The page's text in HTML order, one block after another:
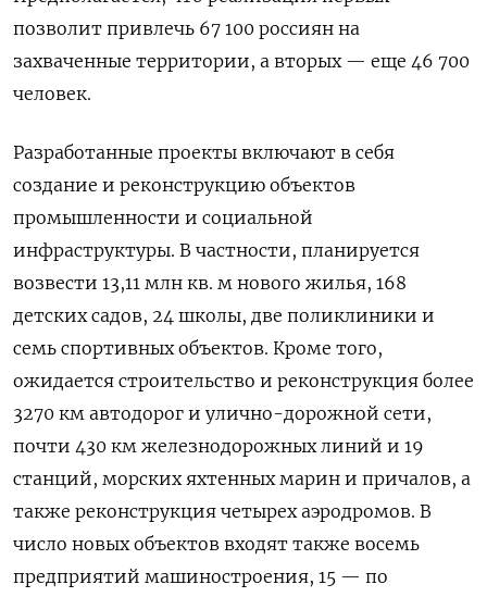
позволит привлечь 67 100 россиян на
захваченные территории, а вторых — еще 46 700
человек.
Разработанные проекты включают в себя
создание и реконструкцию объектов
промышленности и социальной
инфраструктуры. В частности, планируется
возвести 13,11 млн кв. м нового жилья, 168
детских садов, 24 школы, две поликлиники и
семь спортивных объектов. Кроме того,
ожидается строительство и реконструкция более
3270 км автодорог и улично-дорожной сети,
почти 430 км железнодорожных линий и 19
станций, морских яхтенных марин и причалов, а
также реконструкция четырех аэродромов. В
число новых объектов входят также восемь
предприятий машиностроения, 15 — по